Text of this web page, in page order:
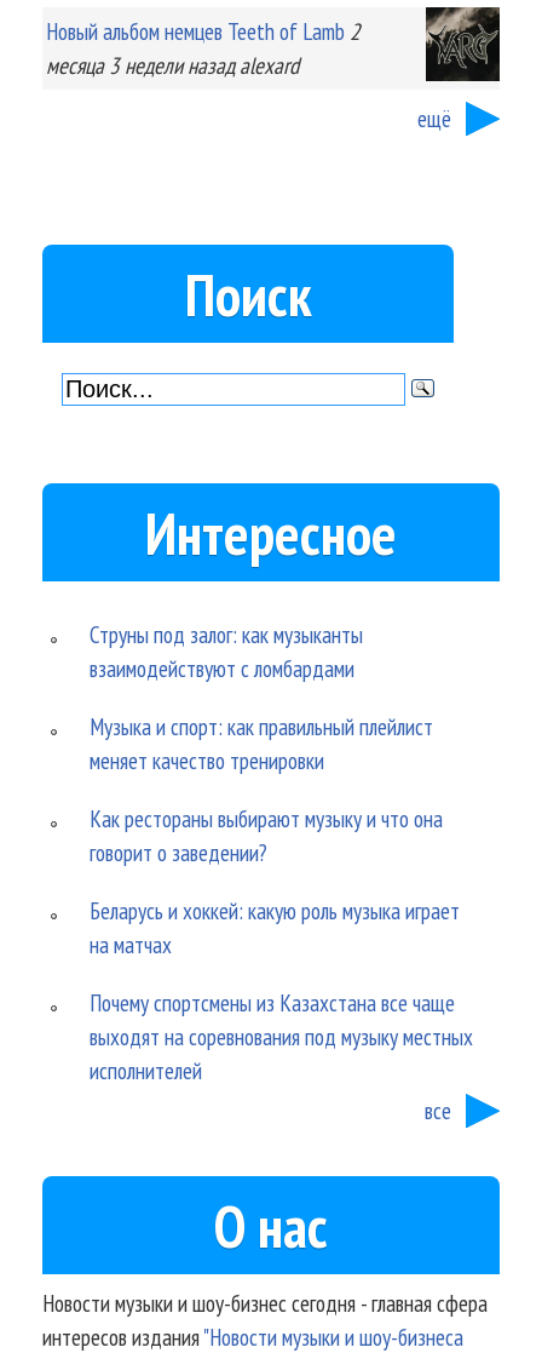
Новый альбом немцев Teeth of Lamb 2
месяца 3 неделиназад alexard
ещё
Поиск
Интересное
Струны под залог: как музыканты
взаимодействуют с ломбардами
Музыка и спорт: как правильный плейлист
меняет качество тренировки
Как рестораны выбирают музыку и что она
говорит о заведении?
Беларусь и хоккей: какую роль музыка играет
на матчах
Почему спортсмены из Казахстана все чаще
выходят на соревнования под музыку местных
исполнителей
все
О нас
Новости музыки и шоу-бизнес сегодня - главная сфера
интересов издания"Новости музыки и шоу-бизнеса